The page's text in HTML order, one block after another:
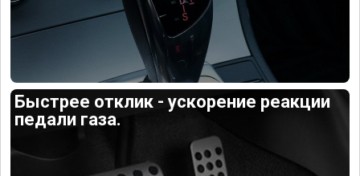
Быстрее отклик - ускорение реакции
педали газа.